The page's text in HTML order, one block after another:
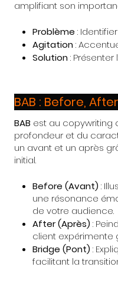
amplifiant son
Problème :
Agitation:
Solution:
BAB : Before,
BAB est au copywriting
profondeur et du
un avant et un après
initial.
Before (Avant) :
une résonance
de votre audience.
After (Après) :
client expérimente
Bridge (Pont) :
facilitant la